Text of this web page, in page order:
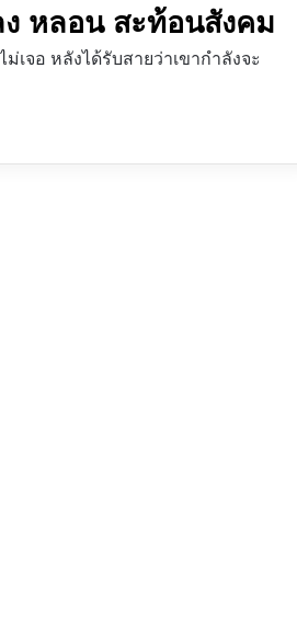
หลอน สะท้อนสังคม
จอ หลังได้รับสายว่าเขากำลังจะ